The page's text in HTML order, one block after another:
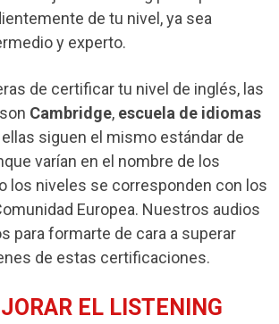
de tu nivel, ya sea
y experto.
de certificar tu nivel de inglés, las
Cambridge, escuela de idiomas
ellas siguen el mismo estándar de
varían en el nombre de los
los niveles se corresponden con los
Europea. Nuestros audios
para formarte de cara a superar
de estas certificaciones.
EL LISTENING